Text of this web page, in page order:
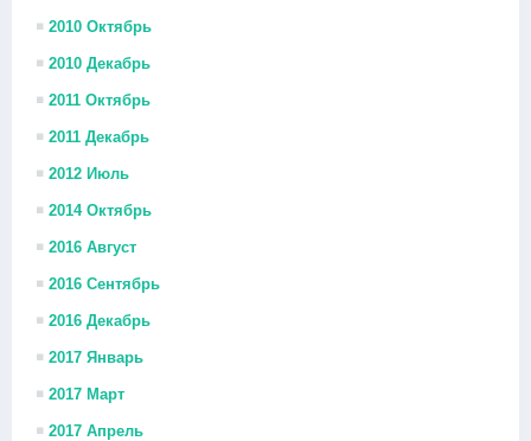
2010 Октябрь
2010 Декабрь
2011 Октябрь
2011 Декабрь
2012 Июль
2014 Октябрь
2016 Август
2016 Сентябрь
2016 Декабрь
2017 Январь
2017 Март
2017 Апрель